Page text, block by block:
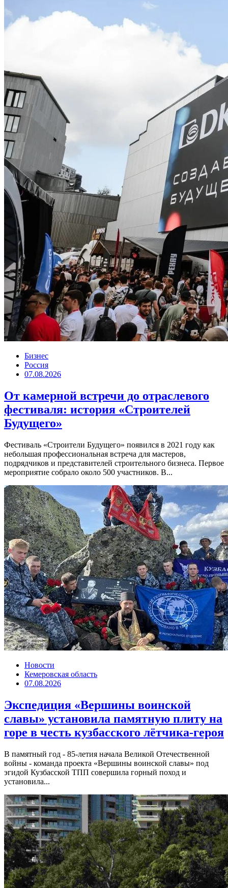
Бизнес
Россия
07.08.2026
От камерной встречи до отраслевого
фестиваля: история «Строителей
Будущего»
Фестиваль «Строители Будущего» появился в 2021 году как
небольшая профессиональная встреча для мастеров,
подрядчиков и представителей строительного бизнеса. Первое
мероприятие собрало около 500 участников. В...
Новости
Кемеровская область
07.08.2026
Экспедиция «Вершины воинской
славы» установила памятную плиту на
горе в честь кузбасского лётчика-героя
В памятный год - 85-летия начала Великой Отечественной
войны - команда проекта «Вершины воинской славы» под
эгидой Кузбасской ТПП совершила горный поход и
установила...